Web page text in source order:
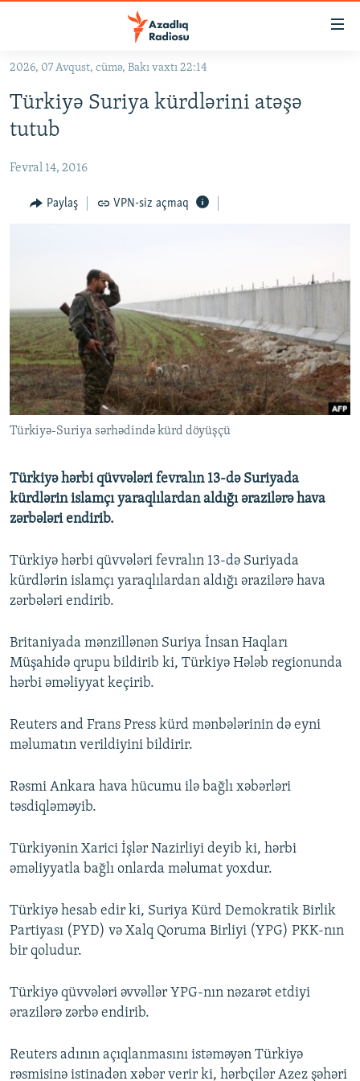
Əsas
qayıt
Əsas
qayıt
#İZAHLA
#ƏSLINDƏ
FƏRQƏ BAX
MULTIMEDIA
VIDEO
FOTOQALEREYA
İNFOQRAFIKA
KARIKATURA
RADIO ARXIV
OXU ZALI
AZƏRBAYCAN ƏDƏBIYYATI KITABXANASI
İSLAM VƏ DEMOKRATIYA
İZ - MƏDƏNIYYƏT PROQRAMI
HAQQIMIZDA
MISSIYAMIZ
PEŞƏ ETIKASI VƏ JURNALISTIKA STANDARTLARIMIZ
MATERIALLARIMIZDAN ISTIFADƏ
BIZIMLƏ ƏLAQƏ
XƏBƏR BÜLLETENLƏRIMIZ
BIZI IZLƏ
2026, 07 Avqust, cümə, Bakı vaxtı 22:14
Türkiyə Suriya kürdlərini atəşə
tutub
Fevral 14, 2016
Paylaş VPN-siz açmaq
Türkiyə-Suriya sərhədində kürd döyüşçü
Türkiyə hərbi qüvvələri fevralın 13-də Suriyada
kürdlərin islamçı yaraqlılardan aldığı ərazilərə hava
zərbələri endirib.
Türkiyə hərbi qüvvələri fevralın 13-də Suriyada
kürdlərin islamçı yaraqlılardan aldığı ərazilərə hava
zərbələri endirib.
Britaniyada mənzillənən Suriya İnsan Haqları
Müşahidə qrupu bildirib ki, Türkiyə Hələb regionunda
hərbi əməliyyat keçirib.
Reuters and Frans Press kürd mənbələrinin də eyni
məlumatın verildiyini bildirir.
Rəsmi Ankara hava hücumu ilə bağlı xəbərləri
təsdiqləməyib.
Türkiyənin Xarici İşlər Nazirliyi deyib ki, hərbi
əməliyyatla bağlı onlarda məlumat yoxdur.
Türkiyə hesab edir ki, Suriya Kürd Demokratik Birlik
Partiyası (PYD) və Xalq Qoruma Birliyi (YPG) PKK-nın
bir qoludur.
Türkiyə qüvvələri əvvəllər YPG-nın nəzarət etdiyi
ərazilərə zərbə endirib.
Reuters adının açıqlanmasını istəməyən Türkiyə
rəsmisinə istinadən xəbər verir ki, hərbçilər Azez şəhəri